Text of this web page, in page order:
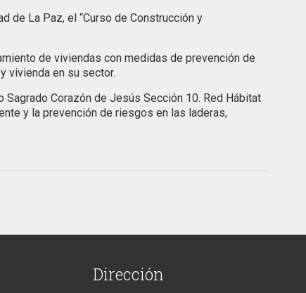
de La Paz, el “Curso de Construcción y
de viviendas con medidas de prevención de
vivienda en su sector.
Corazón de Jesús Sección 10. Red Hábitat
y la prevención de riesgos en las laderas,
Dirección